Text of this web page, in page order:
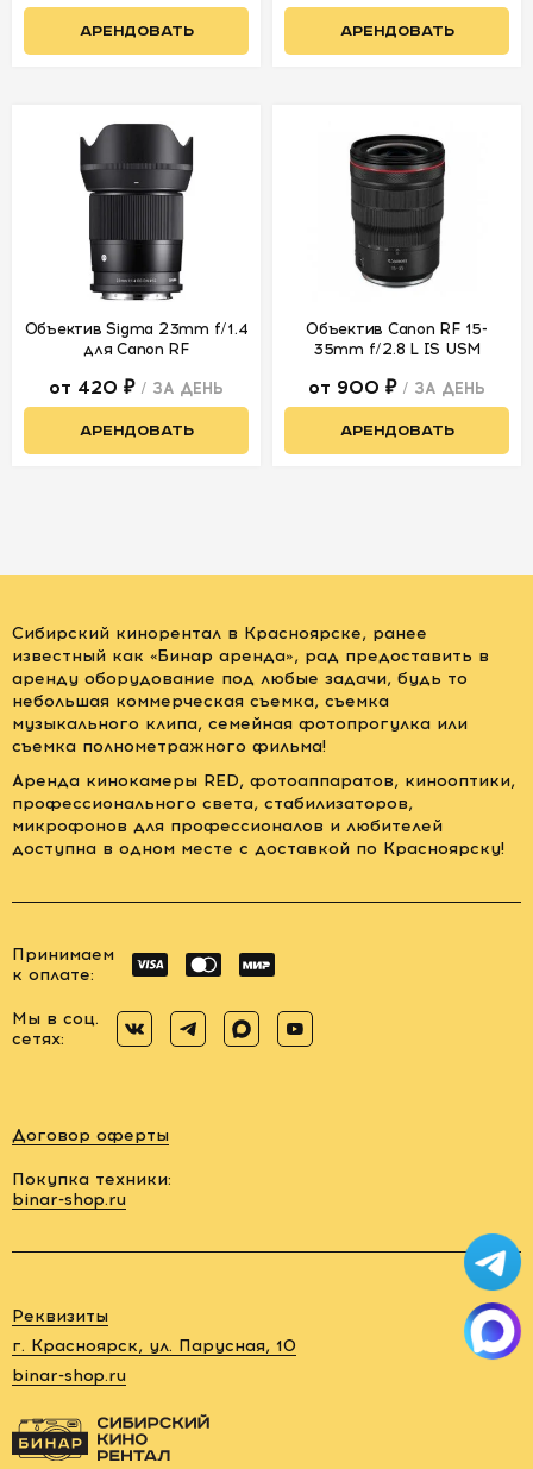
Заказать
88006005878
rent@binar-
г.
Красноярск,
ул.
Парусная,
АРЕНДОВАТЬ АРЕНДОВАТЬ
Объектив Sigma 23mm f/1.4
для Canon RF
от 420 ₽ / ЗА ДЕНЬ
АРЕНДОВАТЬ
Объектив Canon RF 15-
35mm f/2.8 L IS USM
от 900 ₽ / ЗА ДЕНЬ
АРЕНДОВАТЬ
Сибирский кинорентал в Красноярске, ранее
известный как «Бинар аренда», рад предоставить в
аренду оборудование под любые задачи, будь то
небольшая коммерческая съемка, съемка
музыкального клипа, семейная фотопрогулка или
съемка полнометражного фильма!
Аренда кинокамеры RED, фотоаппаратов, кинооптики,
профессионального света, стабилизаторов,
микрофонов для профессионалов и любителей
доступна в одном месте с доставкой по Красноярску!
Принимаем
к оплате:
Мы в соц.
сетях:
Договор оферты
Покупка техники:
binar-shop.ru
Реквизиты
г. Красноярск, ул. Парусная, 10
binar-shop.ru